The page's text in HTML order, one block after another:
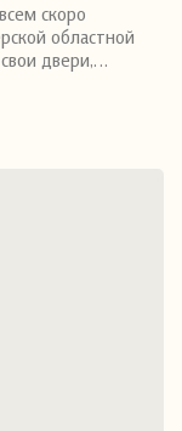
скоро
областной
двери,…